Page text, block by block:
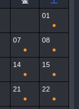
01
●
07
●
08
●
14
●
15
●
21
●
22
●